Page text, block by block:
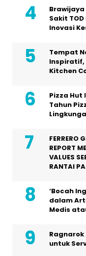
Sakit
Inovasi
Tempat
Inspiratif,
Kitchen
Pizza Hut
Tahun
FERRERO
REPORT
VALUES
RANTAI
‘Bocah
dalam
Medis
Ragnarok
untuk